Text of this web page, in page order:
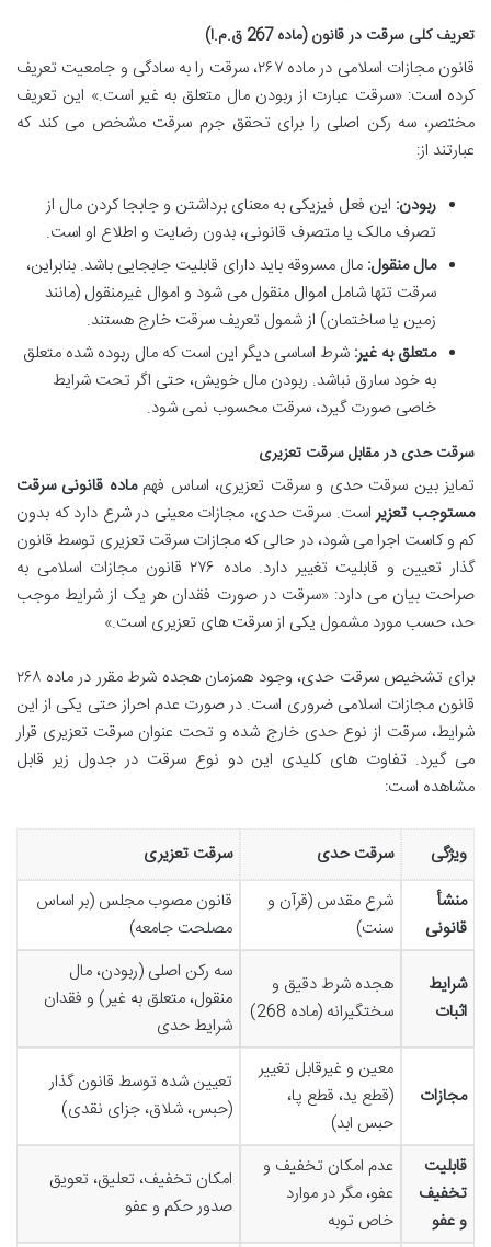
تعریف کلی سرقت در قانون (ماده 267 ق.م.ا)
قانون مجازات اسلامی در ماده ۲۶۷، سرقت را به سادگی و جامعیت تعریف
کرده است: «سرقت عبارت از ربودن مال متعلق به غیر است.» این تعریف
مختصر، سه رکن اصلی را برای تحقق جرم سرقت مشخص می کند که
عبارتند از:
ربودن: این فعل فیزیکی به معنای برداشتن و جابجا کردن مال از
تصرف مالک یا متصرف قانونی، بدون رضایت و اطلاع او است.
مال منقول: مال مسروقه باید دارای قابلیت جابجایی باشد. بنابراین،
سرقت تنها شامل اموال منقول می شود و اموال غیرمنقول (مانند
زمین یا ساختمان) از شمول تعریف سرقت خارج هستند.
متعلق به غیر: شرط اساسی دیگر این است که مال ربوده شده متعلق
به خود سارق نباشد. ربودن مال خویش، حتی اگر تحت شرایط
خاصی صورت گیرد، سرقت محسوب نمی شود.
سرقت حدی در مقابل سرقت تعزیری
تمایز بین سرقت حدی و سرقت تعزیری، اساس فهمماده قانونی سرقت
مستوجب تعزیراست. سرقت حدی، مجازات معینی در شرع دارد که بدون
کم و کاست اجرا می شود، در حالی که مجازات سرقت تعزیری توسط قانون
گذار تعیین و قابلیت تغییر دارد. ماده ۲۷۶ قانون مجازات اسلامی به
صراحت بیان می دارد: «سرقت در صورت فقدان هر یک از شرایط موجب
حد، حسب مورد مشمول یکی از سرقت های تعزیری است.»
برای تشخیص سرقت حدی، وجود همزمان هجده شرط مقرر در ماده ۲۶۸
قانون مجازات اسلامی ضروری است. در صورت عدم احراز حتی یکی از این
شرایط، سرقت از نوع حدی خارج شده و تحت عنوان سرقت تعزیری قرار
می گیرد. تفاوت های کلیدی این دو نوع سرقت در جدول زیر قابل
مشاهده است:
ویژگی سرقت حدی
سرقت تعزیری
منشأ
قانونی
شرع مقدس (قرآن و
سنت)
قانون مصوب مجلس (بر اساس
مصلحت جامعه)
شرایط
اثبات
هجده شرط دقیق و
سختگیرانه (ماده 268)
سه رکن اصلی (ربودن، مال
منقول، متعلق به غیر) و فقدان
شرایط حدی
مجازات
معین و غیرقابل تغییر
(قطع ید، قطع پا،
حبس ابد)
تعیین شده توسط قانون گذار
(حبس، شلاق، جزای نقدی)
قابلیت
تخفیف
و عفو
عدم امکان تخفیف و
عفو، مگر در موارد
خاص توبه
امکان تخفیف، تعلیق، تعویق
صدور حکم و عفو